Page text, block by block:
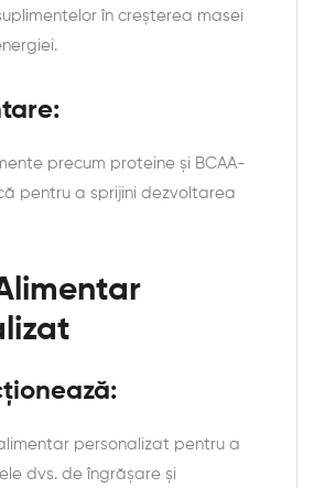
în creșterea masei
precum proteine ​​și BCAA-
pentru a sprijini dezvoltarea
personalizat pentru a
dvs. de îngrășare și